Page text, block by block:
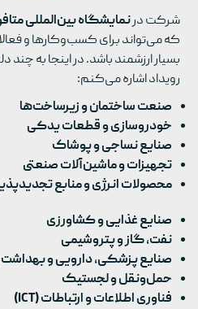
شرکت درنمایشگاه بین‌المللی متافو
که می‌تواند برای کسب‌وکارها و
بسیار ارزشمند باشد. در اینجا به
رویداد اشاره می‌کنم:
صنعت ساختمان و زیرساخت‌ها
خودروسازی و قطعات یدکی
صنایع نساجی و پوشاک
تجهیزات و ماشین‌آلات صنعتی
محصولات انرژی و منابع
صنایع غذایی و کشاورزی
نفت، گاز و پتروشیمی
صنایع پزشکی، دارویی و بهداشت
حمل‌ونقل و لجستیک
فناوری اطلاعات و ارتباطات (ICT)